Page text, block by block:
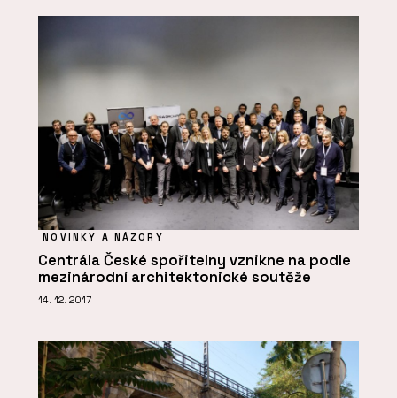
NOVINKY A NÁZORY
Centrála České spořitelny vznikne na podle
mezinárodní architektonické soutěže
14. 12. 2017